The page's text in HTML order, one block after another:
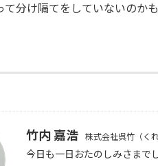
分け隔てをしていないのかも
竹内 嘉浩 株式会社呉竹（く
今日も一日おたのしみさまでし